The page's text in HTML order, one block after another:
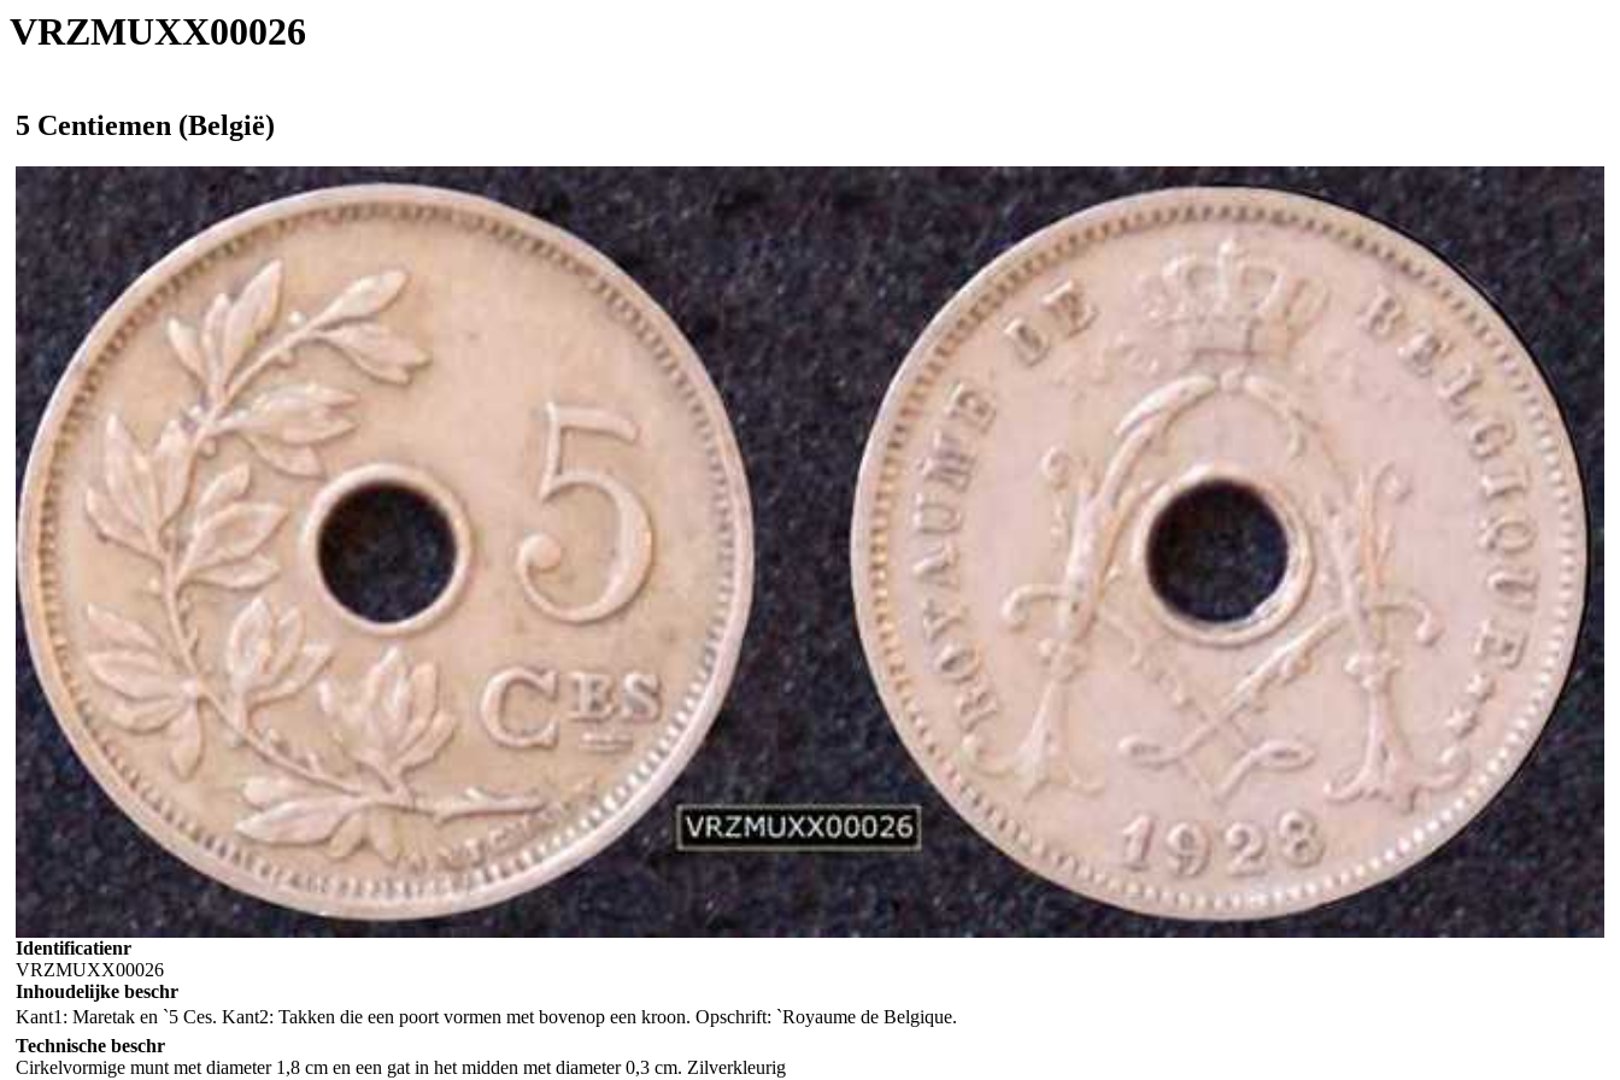
VRZMUXX00026
5 Centiemen (België)
Identificatienr
VRZMUXX00026
Inhoudelijke beschr
Kant1: Maretak en `5 Ces. Kant2: Takken die een poort vormen met bovenop een kroon. Opschrift: `Royaume de Belgique.
Technische beschr
Cirkelvormige munt met diameter 1,8 cm en een gat in het midden met diameter 0,3 cm. Zilverkleurig